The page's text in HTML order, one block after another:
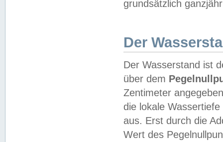
grundsätzlich
Der
Der Wasserstand ist
über dem
Zentimeter
die lokale
aus. Erst durch die
Wert des